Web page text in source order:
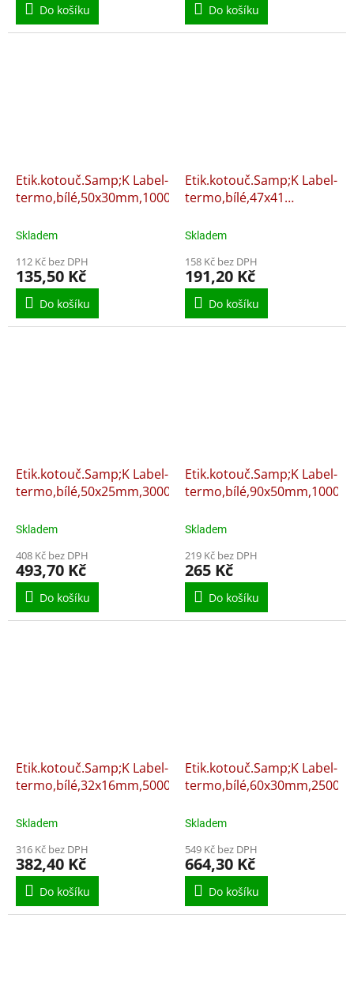
Do košíku Do košíku
Etik.kotouč.Samp;K Label-
termo,bílé,50x30mm,1000ks
Skladem
112 Kč bez DPH
135,50 Kč
Do košíku
Etik.kotouč.Samp;K Label-
termo,bílé,47x41
Skladem
158 Kč bez DPH
191,20 Kč
Do košíku
Etik.kotouč.Samp;K Label-
termo,bílé,50x25mm,3000ks
Skladem
408 Kč bez DPH
493,70 Kč
Do košíku
Etik.kotouč.Samp;K Label-
termo,bílé,90x50mm,1000ks
Skladem
219 Kč bez DPH
265 Kč
Do košíku
Etik.kotouč.Samp;K Label-
termo,bílé,32x16mm,5000ks
Skladem
316 Kč bez DPH
382,40 Kč
Do košíku
Etik.kotouč.Samp;K Label-
termo,bílé,60x30mm,2500ks
Skladem
549 Kč bez DPH
664,30 Kč
Do košíku